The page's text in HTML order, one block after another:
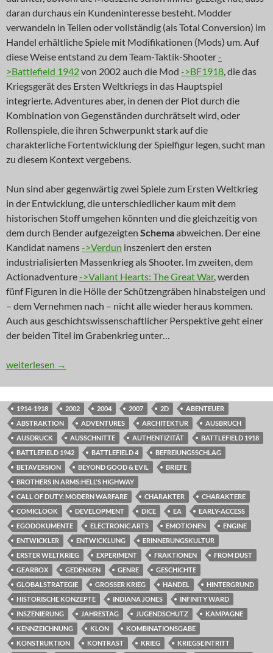
daran durchaus ein Kundeninteresse besteht. Modder
verwandeln in Teilen oder vollständig (als Total Conversion) im
Handel erhältliche Spiele mit Modifikationen (Mods) um. Auf
diese Weise entstand zu dem Team-Taktik-Shooter-
>Battlefield 1942von 2002 auch die Mod ->BF1918, die das
Kriegsgerät des Ersten Weltkriegs in das Hauptspiel
integrierte. Adventures aber, in denen der Plot durch die
Kombination von Gegenständen durchrätselt wird, oder
Rollenspiele, die ihren Schwerpunkt stark auf die
charakterliche Fortentwicklung der Spielfigur legen, sucht man
zu diesem Kontext vergebens.
Nun sind aber gegenwärtig zwei Spiele zum Ersten Weltkrieg
in der Entwicklung, die unterschiedlicher kaum mit dem
historischen Stoff umgehen könnten und die gleichzeitig von
dem durch Bender aufgezeigten Schemaabweichen. Der eine
Kandidat namens->Verdun inszeniert den ersten
industrialisierten Massenkrieg als Shooter. Im zweiten, dem
Actionadventure->Valiant Hearts: The Great War, werden
fünf Figuren in die Hölle der Schützengräben hinabsteigen und
– dem Vernehmen nach – nicht alle wieder heraus kommen.
Auch aus geschichtswissenschaftlicher Perspektive geht einer
der beiden Titel im Grabenkrieg unter…
NEWS: Der vergessene Krieg
weiterlesen →
1914-1918 2002 2004 2007 2D
ABENTEUER
ABSTRAKTION
ADVENTURES ARCHITEKTUR
AUSBRUCH
AUSDRUCK
AUSSCHNITTE AUTHENTIZITÄT
BATTLEFIELD 1918
BATTLEFIELD 1942
BATTLEFIELD 4
BEFREIUNGSSCHLAG
BETAVERSION
BEYOND GOOD & EVIL
BRIEFE
BROTHERS IN ARMS:HELL'S HIGHWAY
CALL OF DUTY: MODERN WARFARE
CHARAKTER
CHARAKTERE
COMICLOOK
DEVELOPMENT DICE EA
EARLY-ACCESS
EGODOKUMENTE
ELECTRONIC ARTS EMOTIONEN
ENGINE
ENTWICKLER
ENTWICKLUNG
ERINNERUNGSKULTUR
ERSTER WELTKRIEG
EXPERIMENT FRAKTIONEN
FROM DUST
GEARBOX
GEDENKEN GENRE
GESCHICHTE
GLOBALSTRATEGIE
GROSSER KRIEG HANDEL
HINTERGRUND
HISTORISCHE KONZEPTE
INDIANA JONES
INFINITY WARD
INSZENIERUNG
JAHRESTAG JUGENDSCHUTZ
KAMPAGNE
KENNZEICHNUNG
KLON
KOMBINATIONSGABE
KONSTRUKTION
KONTRAST KRIEG
KRIEGSEINTRITT